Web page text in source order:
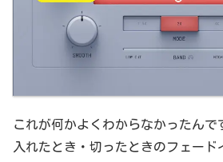
これが何かよくわからなかったんで
入れたとき・切ったときのフェード